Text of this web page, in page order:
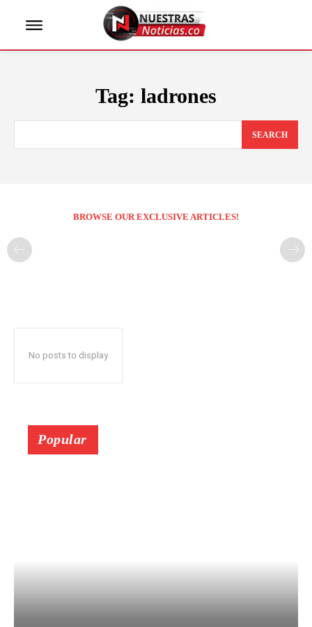
Tag: ladrones
SEARCH
BROWSE OUR EXCLUSIVE ARTICLES!
No posts to display
Popular